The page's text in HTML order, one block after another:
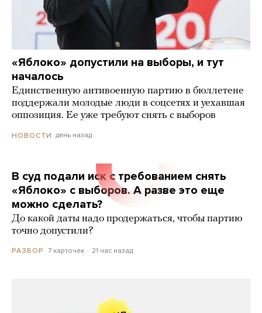
«Яблоко» допустили на выборы, и тут
началось
Единственную антивоенную партию в бюллетене
поддержали молодые люди в соцсетях и уехавшая
оппозиция. Ее уже требуют снять с выборов
НОВОСТИ день назад
В суд подали иск с требованием снять
«Яблоко» с выборов. А разве это еще
можно сделать?
До какой даты надо продержаться, чтобы партию
точно допустили?
РАЗБОР 7 карточек 21 час назад